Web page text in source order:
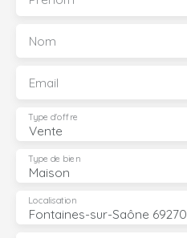
Nom
Email
Vente
Type d'offre
Maison
Type de bien
Fontaines-sur-Saône 69270
Localisation